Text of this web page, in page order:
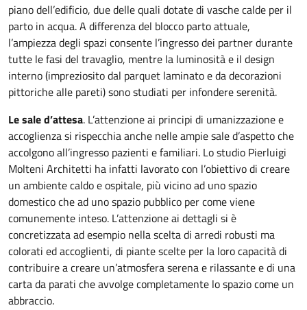
piano dell’edificio, due delle quali dotate di vasche calde per il
parto in acqua. A differenza del blocco parto attuale,
l’ampiezza degli spazi consente l’ingresso dei partner durante
tutte le fasi del travaglio, mentre la luminosità e il design
interno (impreziosito dal parquet laminato e da decorazioni
pittoriche alle pareti) sono studiati per infondere serenità.
Le sale d’attesa. L’attenzione ai principi di umanizzazione e
accoglienza si rispecchia anche nelle ampie sale d’aspetto che
accolgono all’ingresso pazienti e familiari. Lo studio Pierluigi
Molteni Architetti ha infatti lavorato con l’obiettivo di creare
un ambiente caldo e ospitale, più vicino ad uno spazio
domestico che ad uno spazio pubblico per come viene
comunemente inteso. L’attenzione ai dettagli si è
concretizzata ad esempio nella scelta di arredi robusti ma
colorati ed accoglienti, di piante scelte per la loro capacità di
contribuire a creare un’atmosfera serena e rilassante e di una
carta da parati che avvolge completamente lo spazio come un
abbraccio.